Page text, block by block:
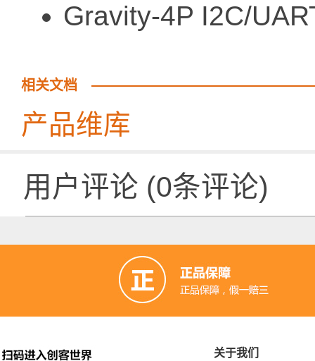
Gravity-4P I2C/
相关文档
产品维库
用户评论 (0条评论)
关于我们